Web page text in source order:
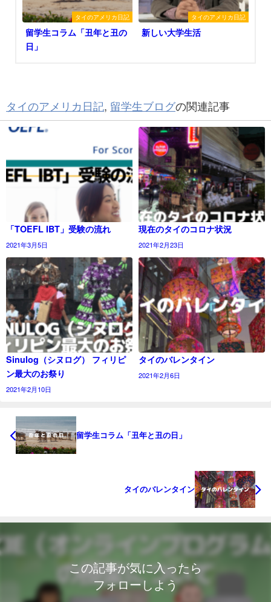
タイのアメリカ日記
留学生コラム「丑年と丑の
日」
タイのアメリカ日記
新しい大学生活
タイのアメリカ日記, 留学生ブログの関連記事
「TOEFL IBT」受験の流れ
2021年3月5日
現在のタイのコロナ状況
2021年2月23日
Sinulog（シヌログ） フィリピ
ン最大のお祭り
2021年2月10日
タイのバレンタイン
2021年2月6日
留学生コラム「丑年と丑の日」
タイのバレンタイン
この記事が気に入ったら
フォローしよう